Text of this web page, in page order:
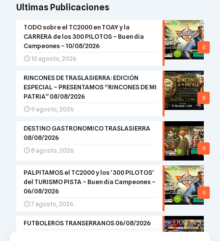
Ultimas Publicaciones
0
TODO sobre el TC2000 en TOAY y la
CARRERA de los 300 PILOTOS – Buen día
Campeones – 10/08/2026
10 agosto, 2026
0
RINCONES DE TRASLASIERRA: EDICIÓN
ESPECIAL – PRESENTAMOS “RINCONES DE MI
PATRIA” 08/08/2026
9 agosto, 2026
0
DESTINO GASTRONOMICO TRASLASIERRA
08/08/2026
8 agosto, 2026
0
PALPITAMOS el TC2000 y los ‘300 PILOTOS’
del TURISMO PISTA – Buen día Campeones –
06/08/2026
7 agosto, 2026
FUTBOLEROS TRANSERRANOS 06/08/2026